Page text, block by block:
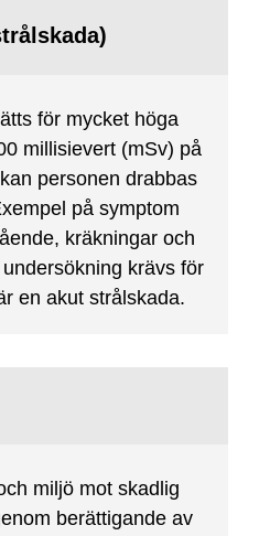
för mycket höga
millisievert (mSv) på
personen drabbas
på symptom
kräkningar och
krävs för
en akut strålskada.
miljö mot skadlig
berättigande av